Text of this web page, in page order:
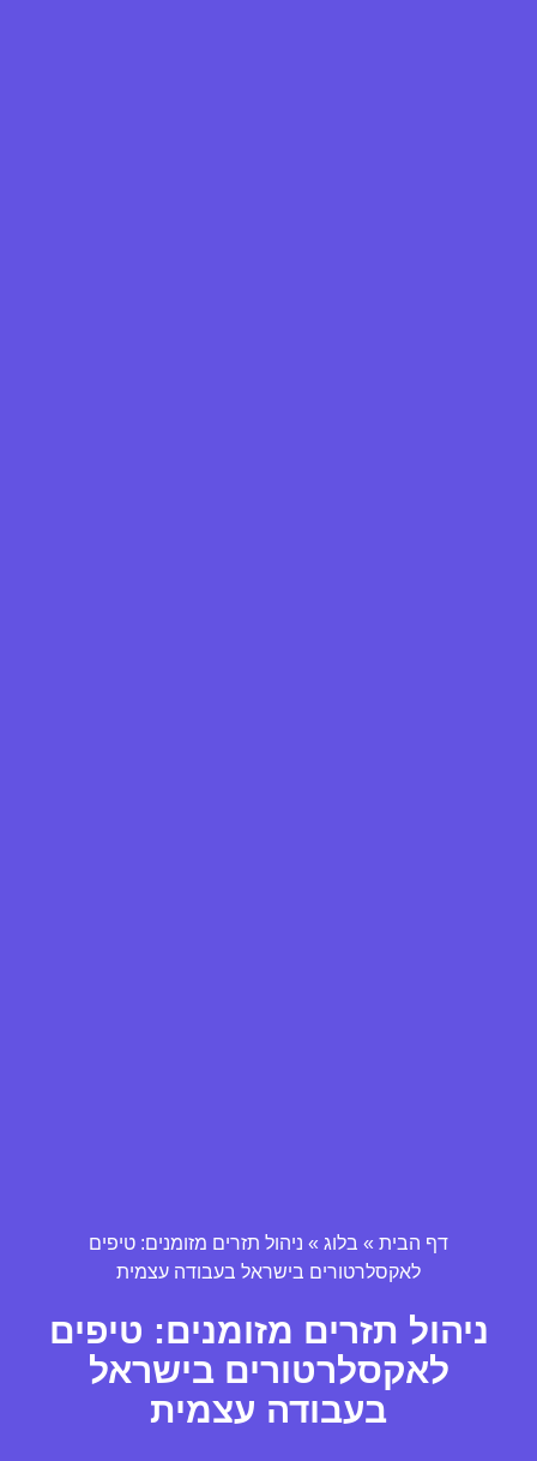
דף הבית » בלוג » ניהול תזרים מזומנים: טיפים
לאקסלרטורים בישראל בעבודה עצמית
ניהול תזרים מזומנים: טיפים
לאקסלרטורים בישראל
בעבודה עצמית